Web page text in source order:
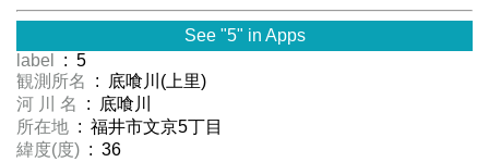
See "5" in Apps
label
: 5
観測所名
: 底喰川(上里)
河 川 名
: 底喰川
所在地 : 福井市文京5丁目
緯度(度) : 36